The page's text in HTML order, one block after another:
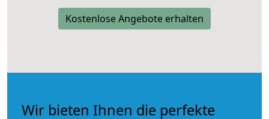
Kostenlose Angebote erhalten
Wir bieten Ihnen die perfekte